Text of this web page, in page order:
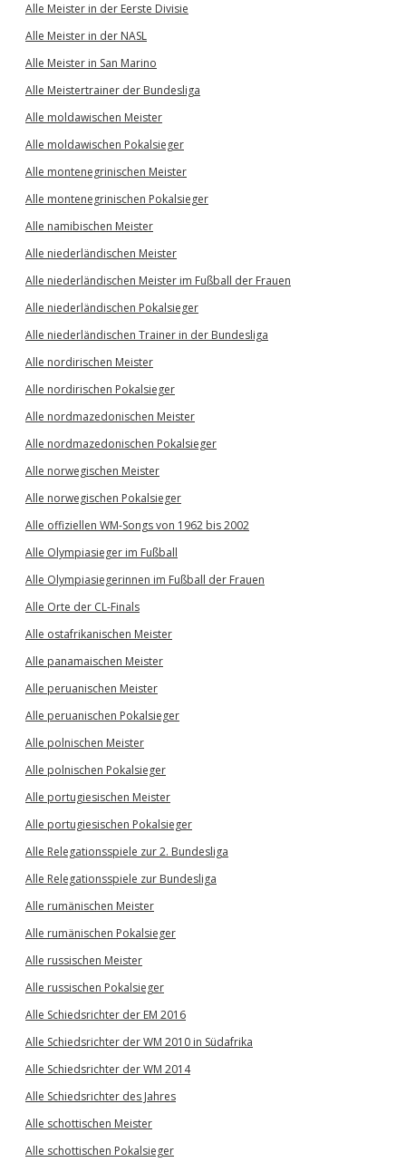
Alle Meister in der Eerste Divisie
Alle Meister in der NASL
Alle Meister in San Marino
Alle Meistertrainer der Bundesliga
Alle moldawischen Meister
Alle moldawischen Pokalsieger
Alle montenegrinischen Meister
Alle montenegrinischen Pokalsieger
Alle namibischen Meister
Alle niederländischen Meister
Alle niederländischen Meister im Fußball der Frauen
Alle niederländischen Pokalsieger
Alle niederländischen Trainer in der Bundesliga
Alle nordirischen Meister
Alle nordirischen Pokalsieger
Alle nordmazedonischen Meister
Alle nordmazedonischen Pokalsieger
Alle norwegischen Meister
Alle norwegischen Pokalsieger
Alle offiziellen WM-Songs von 1962 bis 2002
Alle Olympiasieger im Fußball
Alle Olympiasiegerinnen im Fußball der Frauen
Alle Orte der CL-Finals
Alle ostafrikanischen Meister
Alle panamaischen Meister
Alle peruanischen Meister
Alle peruanischen Pokalsieger
Alle polnischen Meister
Alle polnischen Pokalsieger
Alle portugiesischen Meister
Alle portugiesischen Pokalsieger
Alle Relegationsspiele zur 2. Bundesliga
Alle Relegationsspiele zur Bundesliga
Alle rumänischen Meister
Alle rumänischen Pokalsieger
Alle russischen Meister
Alle russischen Pokalsieger
Alle Schiedsrichter der EM 2016
Alle Schiedsrichter der WM 2010 in Südafrika
Alle Schiedsrichter der WM 2014
Alle Schiedsrichter des Jahres
Alle schottischen Meister
Alle schottischen Pokalsieger